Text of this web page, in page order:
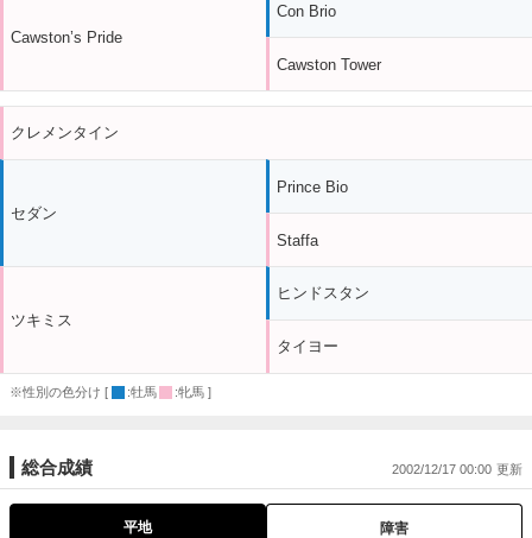
Cawston’s Pride
Con Brio
Cawston Tower
クレメンタイン
セダン
ツキミス
Prince Bio
Staffa
ヒンドスタン
タイヨー
※性別の色分け [ :牡馬 :牝馬 ]
総合成績 2002/12/17 00:00
平地 障害